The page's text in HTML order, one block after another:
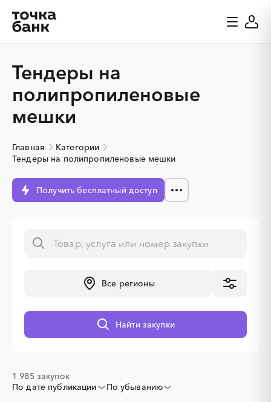
Тендеры на
полипропиленовые
мешки
Главная
Категории
Тендеры на полипропиленовые мешки
Получить бесплатный доступ
Все регионы
Найти закупки
1 985 закупок
По дате публикации
По убыванию
░ ░░░░░░